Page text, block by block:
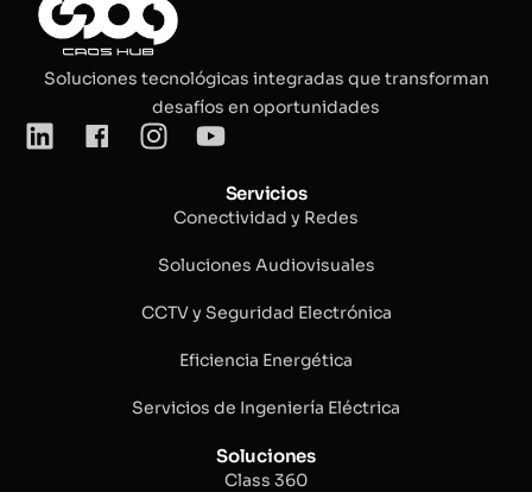
Soluciones tecnológicas integradas que transforman
desafíos en oportunidades
Servicios
Conectividad y Redes
Soluciones Audiovisuales
CCTV y Seguridad Electrónica
Eficiencia Energética
Servicios de Ingeniería Eléctrica
Soluciones
Class 360